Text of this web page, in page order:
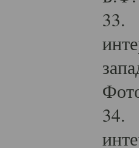
33.
34.